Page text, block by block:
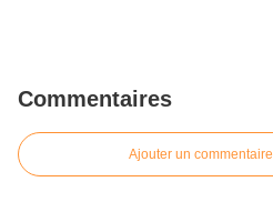
Commentaires
Ajouter un commentaire